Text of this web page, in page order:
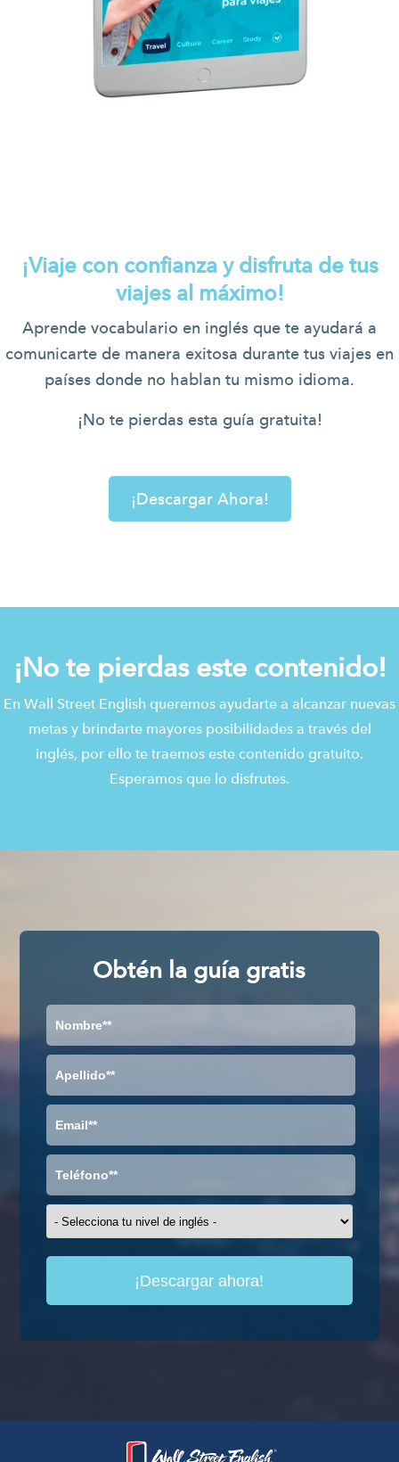
¡Viaje con confianza y disfruta de tus
viajes al máximo!
Aprende vocabulario en inglés que te ayudará a
comunicarte de manera exitosa durante tus viajes en
países donde no hablan tu mismo idioma.
¡No te pierdas esta guía gratuita!
¡Descargar Ahora!
¡No te pierdas este contenido!
En Wall Street English queremos ayudarte a alcanzar nuevas
metas y brindarte mayores posibilidades a través del
inglés, por ello te traemos este contenido gratuito.
Esperamos que lo disfrutes.
Obtén la guía gratis